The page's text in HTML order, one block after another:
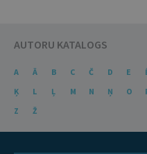
AUTORU KATALOGS
A Ā B C Č D E
Ķ
L Ļ M N Ņ O
Z
Ž